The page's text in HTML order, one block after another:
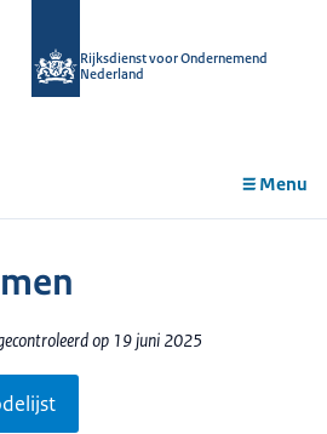
Rijksdienst voor Ondernemend
Nederland
Menu
op 19 juni 2025